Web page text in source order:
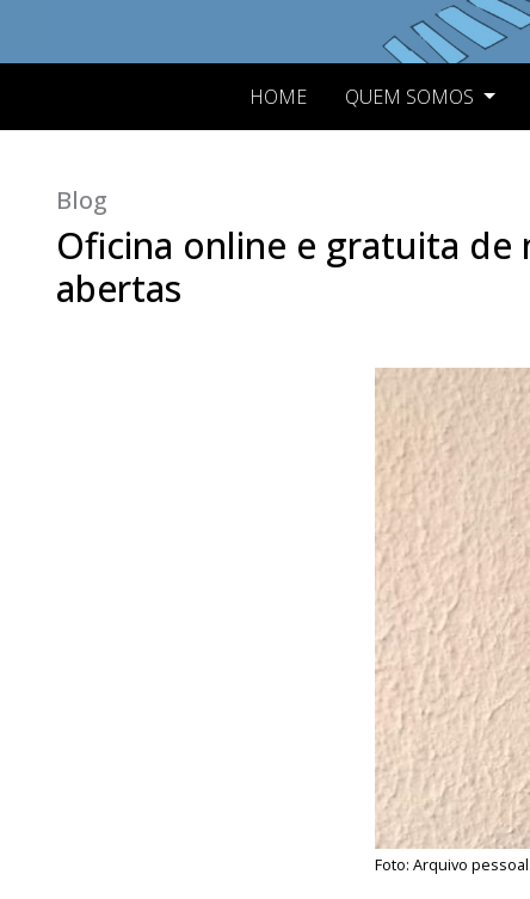
HOME QUEM SOMOS
Blog
Oficina online e gratuita de
abertas
Foto: Arquivo pessoal.